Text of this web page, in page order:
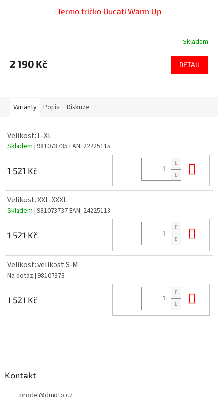
Termo tričko Ducati Warm Up
Skladem
2 190 Kč DETAIL
Varianty Popis Diskuze
Velikost: L-XL
Skladem | 981073735 EAN: 22225115
1 521 Kč
Velikost: XXL-XXXL
Skladem | 981073737EAN: 24225113
1 521 Kč
Velikost: velikost S-M
Na dotaz | 98107373
1 521 Kč
Kontakt